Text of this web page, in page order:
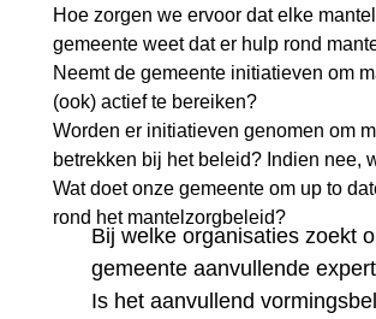
Hoe zorgen we ervoor dat elke
gemeente weet dat er hulp rond
Neemt de gemeente initiatieven om
(ook) actief te bereiken?
Worden er initiatieven genomen om
betrekken bij het beleid? Indien nee,
Wat doet onze gemeente om up to
rond het mantelzorgbeleid?
Bij welke organisaties zoekt
gemeente aanvullende
Is het aanvullend